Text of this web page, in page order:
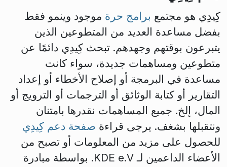
كِيدِي هو مجتمع برامج حرة موجود وينمو فقط
بفضل مساعدة العديد من المتطوعين الذين
يتبرعون بوقتهم وجهدهم. تبحث كِيدِي دائمًا عن
متطوعين ومساهمات جديدة، سواء كانت
مساعدة في البرمجة أو إصلاح الأخطاء أو إعداد
التقارير أو كتابة الوثائق أو الترجمات أو الترويج أو
المال، إلخ. جميع المساهمات نقدرها بامتنان
ونتقبلها بشغف. يرجى قراءة صفحة دعم كِيدِي
للحصول على مزيد من المعلومات أو تصبح من
الأعضاء الداعمين لـ KDE e.V. بواسطة مبادرة